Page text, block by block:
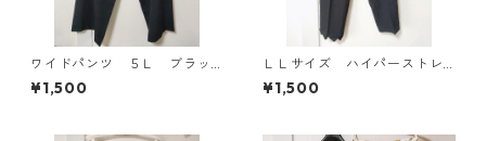
ワイドパンツ ５Ｌ ブラッ
ク KAE-4725
¥1,500
ＬＬサイズ ハイパーストレ
ッチ センタープレスパン
ツ ブラック KAE-4704
¥1,500